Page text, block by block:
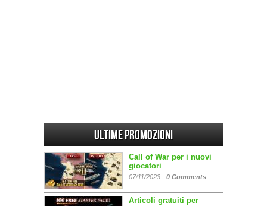
Ultime promozioni
Call of War per i nuovi
giocatori
07/11/2023 - 0 Comments
Articoli gratuiti per